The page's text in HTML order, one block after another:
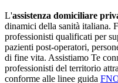
L'assistenza domiciliare
dinamici della sanità italiana.
professionisti qualificati per
pazienti post-operatori,
di fine vita. Assistiamo Te
professionisti del territorio
conforme alle linee guida